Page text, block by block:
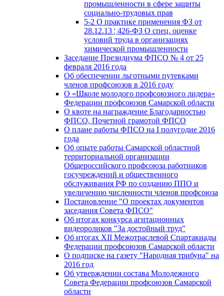
промышленности в сфере защиты
социально-трудовых прав
5-2 О практике применения ФЗ от
28.12.13 ¦ 426-ФЗ О спец. оценке
условий труда в организациях
химической промышленности
Заседание Президиума ФПСО № 4 от 25
февраля 2016 года
Об обеспечении льготными путевками
членов профсоюзов в 2016 году
О «Школе молодого профсоюзного лидера»
Федерации профсоюзов Самарской области
О квоте на награждение Благодарностью
ФПСО, Почетной грамотой ФПСО
О плане работы ФПСО на I полугодие 2016
года
Об опыте работы Самарской областной
территориальной организации
Общероссийского профсоюза работников
госучреждений и общественного
обслуживания РФ по созданию ППО и
увеличению численности членов профсоюза
Постановление "О проектах документов
заседания Совета ФПСО"
Об итогах конкурса агитационных
видеороликов "За достойный труд"
Об итогах XII Межотраслевой Спартакиады
Федерации профсоюзов Самарской области
О подписке на газету "Народная трибуна" на
2016 год
Об утверждении состава Молодежного
Совета Федерации профсоюзов Самарской
области